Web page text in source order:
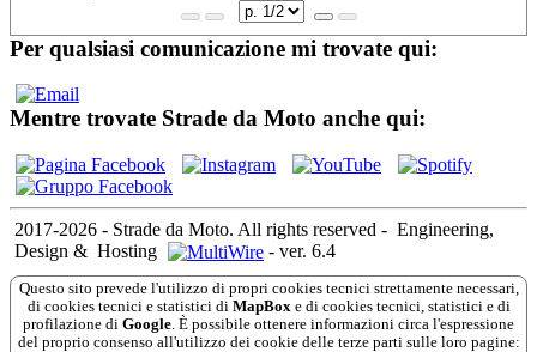
Per qualsiasi comunicazione mi trovate qui:
Mentre trovate Strade da Moto anche qui:
2017-2026 - Strade da Moto. All rights reserved - Engineering,
Design & Hosting - ver. 6.4
Questo sito prevede l'utilizzo di propri cookies tecnici strettamente necessari,
di cookies tecnici e statistici di MapBoxe di cookies tecnici, statistici e di
profilazione di Google. È possibile ottenere informazioni circa l'espressione
del proprio consenso all'utilizzo dei cookie delle terze parti sulle loro pagine: